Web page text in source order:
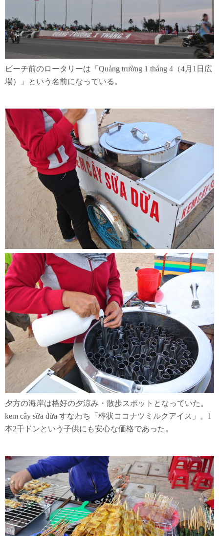
ビーチ前のロータリーは「Quảng trường 1 tháng 4（4月1日広
場）」という名前になっている。
夕方の海岸は格好の夕涼み・散歩スポットとなっていた。
kem cây sữa dừa すなわち「棒状ココナツミルクアイス」。1
本2千ドンという子供にも安心な価格であった。